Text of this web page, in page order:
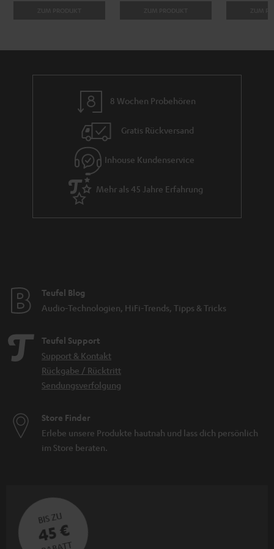
8 Wochen Probehören
Gratis Rückversand
Inhouse Kundenservice
Mehr als 45 Jahre Erfahrung
Teufel Blog
Audio-Technologien, HiFi-Trends, Tipps & Tricks
Teufel Support
Support & Kontakt
Rückgabe / Rücktritt
Sendungsverfolgung
Store Finder
Erlebe unsere Produkte hautnah und lass dich persönlich
im Store beraten.
BIS ZU
45 €